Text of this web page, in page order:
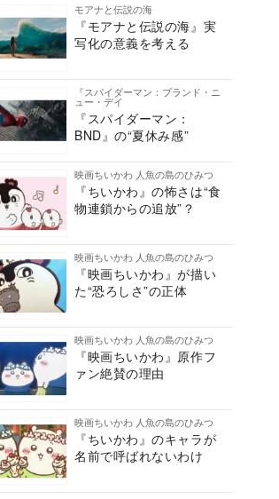
モアナと伝説の海
『モアナと伝説の海』実
写化の意義を考える
『スパイダーマン：ブランド・ニ
ュー・デイ
『スパイダーマン：
BND』の“夏休み感”
映画ちいかわ 人魚の島のひみつ
『ちいかわ』の怖さは“食
物連鎖からの追放”？
映画ちいかわ 人魚の島のひみつ
『映画ちいかわ』が描い
た“恐ろしさ”の正体
映画ちいかわ 人魚の島のひみつ
『映画ちいかわ』原作フ
ァン絶賛の理由
映画ちいかわ 人魚の島のひみつ
『ちいかわ』のキャラが
名前で呼ばれないわけ